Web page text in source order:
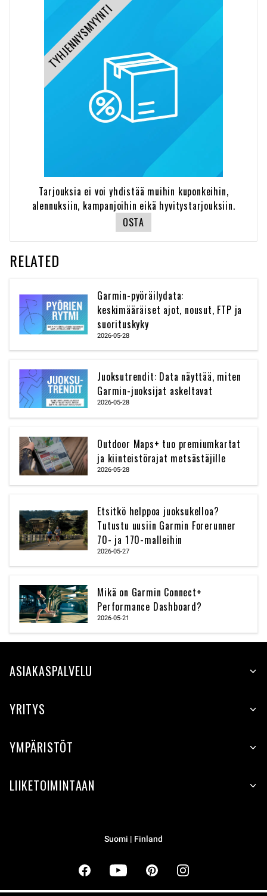
TYHJENNYSMYYNTI
Tarjouksia ei voi yhdistää muihin kuponkeihin,
alennuksiin, kampanjoihin eikä hyvitystarjouksiin.
OSTA
RELATED
Garmin-pyöräilydata:
keskimääräiset ajot, nousut, FTP ja
suorituskyky
2026-05-28
Juoksutrendit: Data näyttää, miten
Garmin-juoksijat askeltavat
2026-05-28
Outdoor Maps+ tuo premiumkartat
ja kiinteistörajat metsästäjille
2026-05-28
Etsitkö helppoa juoksukelloa?
Tutustu uusiin Garmin Forerunner
70- ja 170-malleihin
2026-05-27
Mikä on Garmin Connect+
Performance Dashboard?
2026-05-21
ASIAKASPALVELU
YRITYS
YMPÄRISTÖT
LIIKETOIMINTAAN
Suomi | Finland